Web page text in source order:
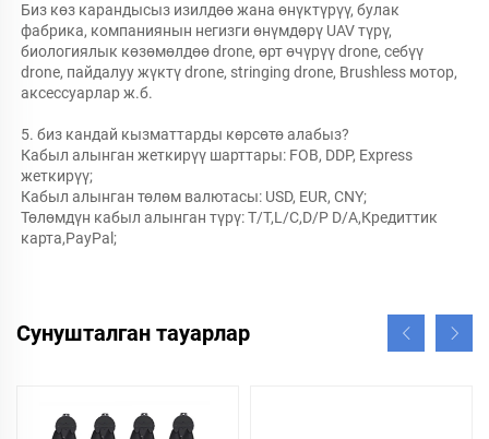
Биз көз карандысыз изилдөө жана өнүктүрүү, булак
фабрика, компаниянын негизги өнүмдөрү UAV түрү,
биологиялык көзөмөлдөө drone, өрт өчүрүү drone, себүү
drone, пайдалуу жүктү drone, stringing drone, Brushless мотор,
аксессуарлар ж.б.
5. биз кандай кызматтарды көрсөтө алабыз?
Кабыл алынган жеткирүү шарттары: FOB, DDP, Express
жеткирүү;
Кабыл алынган төлөм валютасы: USD, EUR, CNY;
Төлөмдүн кабыл алынган түрү: T/T,L/C,D/P D/A,Кредиттик
карта,PayPal;
Сунушталган тауарлар